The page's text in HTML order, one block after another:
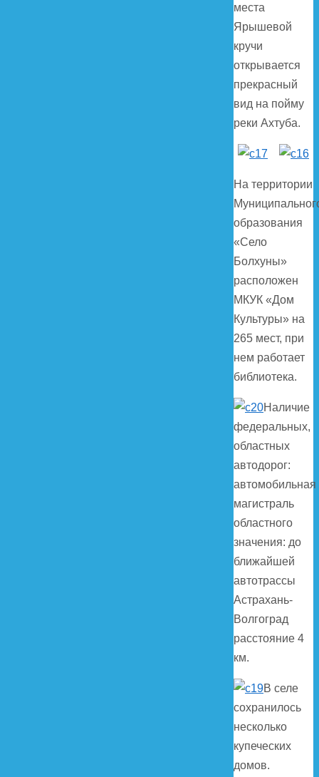
места
Ярышевой
кручи
открывается
прекрасный
вид на пойму
реки Ахтуба.
На территории
образования
«Село
Болхуны»
расположен
МКУК «Дом
Культуры» на
265 мест, при
нем работает
библиотека.
Наличие
федеральных,
областных
автодорог:
автомобильная
магистраль
областного
значения: до
ближайшей
автотрассы
Астрахань-
Волгоград
расстояние 4
км.
В селе
сохранилось
несколько
купеческих
домов.